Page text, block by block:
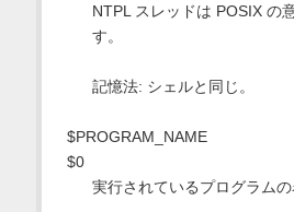
NTPL スレッドは POSIX の
す。
記憶法: シェルと同じ。
$PROGRAM_NAME
$0
実行されているプログラムの